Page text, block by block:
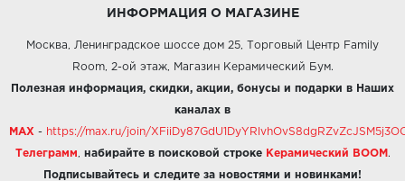
ИНФОРМАЦИЯ О МАГАЗИНЕ
Москва, Ленинградское шоссе дом 25, Торговый Центр Family
Room, 2-ой этаж, Магазин Керамический Бум.
Полезная информация, скидки, акции, бонусы и подарки в Наших
каналах в
MAX - https://max.ru/join/
Телеграмм набирайте в поисковой строке Керамический BOOM .
Подписывайтесь и следите за новостями и новинками!